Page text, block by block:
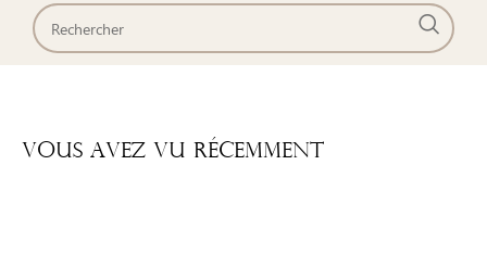
Vous Avez Vu Récemment